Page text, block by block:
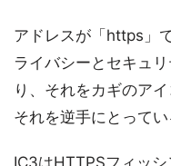
アドレスが「https」
ライバシーとセキュ
り、それをカギのア
それを逆手にとってい
IC3はHTTPSフィッ